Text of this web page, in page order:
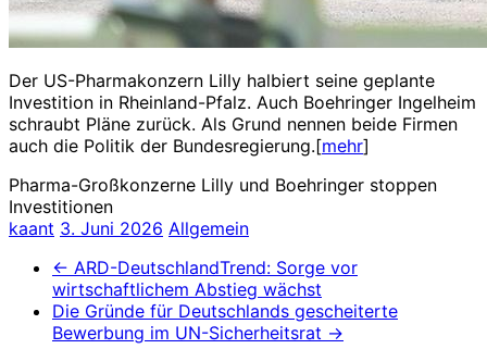
Der US-Pharmakonzern Lilly halbiert seine geplante
Investition in Rheinland-Pfalz. Auch Boehringer Ingelheim
schraubt Pläne zurück. Als Grund nennen beide Firmen
auch die Politik der Bundesregierung.[mehr]
Pharma-Großkonzerne Lilly und Boehringer stoppen
Investitionen
kaant 3. Juni 2026 Allgemein
← ARD-DeutschlandTrend: Sorge vor
wirtschaftlichem Abstieg wächst
Die Gründe für Deutschlands gescheiterte
Bewerbung im UN-Sicherheitsrat →